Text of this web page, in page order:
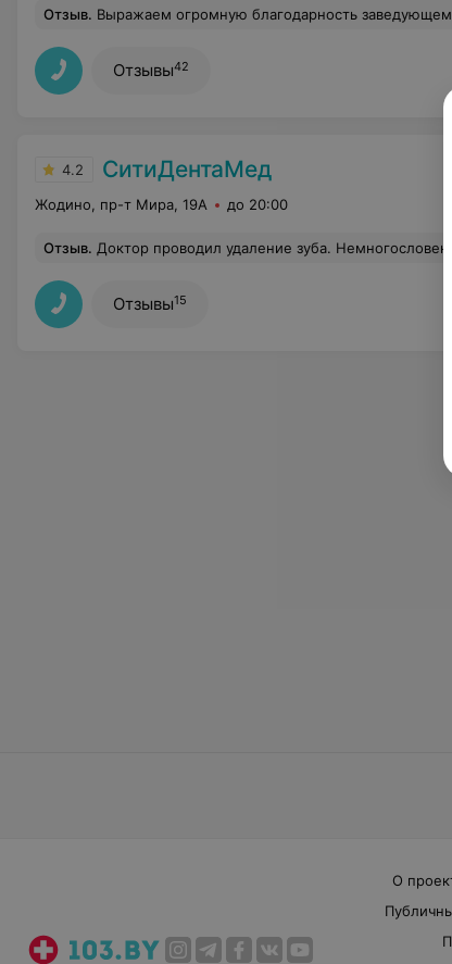
Отзыв. Выражаем огромную благодарность заведующему отделением травматологии Вадиму Михайловичу, лечащему врачу Александру Геннадьевича за проведённую летом операцию (остеосинтез левой большеберцовой
Отзывы42
4.2 СитиДентаМед
Жодино, пр-т Мира, 19А до 20:00
Отзыв. Доктор проводил удаление зуба. Немногословен. Беседа начинается со стоимости услуги(данными вещами должна заниматься рецепция!!!). Стандартные книжные хирургические фразы. Руками работает грубо, пальпаторная чувствительность 3 из 10. Молилась на кресле чтобы в добавок за немалую сумму губу не
Отзывы15
О